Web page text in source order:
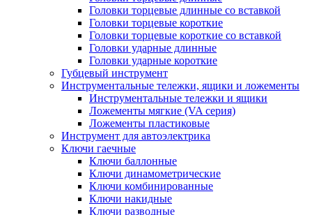
Головки торцевые длинные со вставкой
Головки торцевые короткие
Головки торцевые короткие со вставкой
Головки ударные длинные
Головки ударные короткие
Губцевый инструмент
Инструментальные тележки, ящики и ложементы
Инструментальные тележки и ящики
Ложементы мягкие (VA серия)
Ложементы пластиковые
Инструмент для автоэлектрика
Ключи гаечные
Ключи баллонные
Ключи динамометрические
Ключи комбинированные
Ключи накидные
Ключи разводные